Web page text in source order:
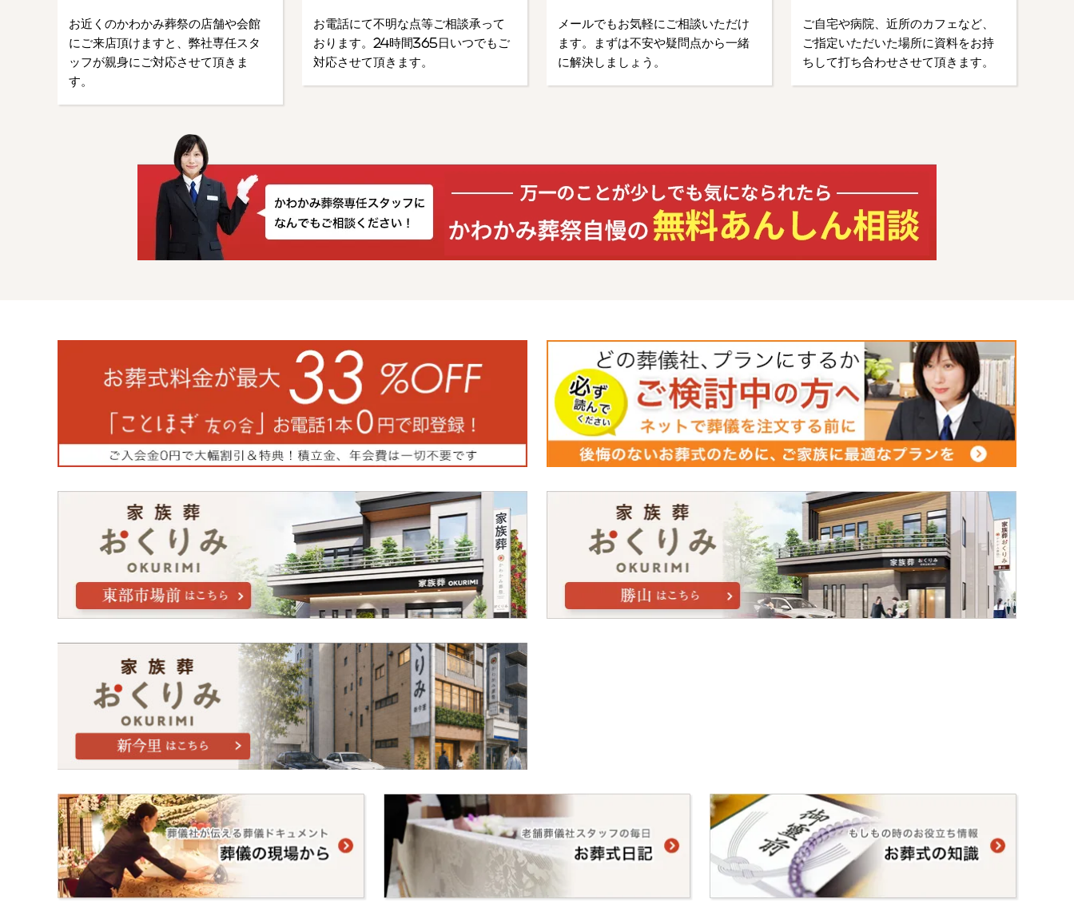
お近くのかわかみ葬祭の店舗や会館
にご来店頂けますと、弊社専任スタ
ッフが親身にご対応させて頂きま
す。
お電話にて不明な点等ご相談承って
おります。24時間365日いつでもご
対応させて頂きます。
メールでもお気軽にご相談いただけ
ます。まずは不安や疑問点から一緒
に解決しましょう。
ご自宅や病院、近所のカフェなど、
ご指定いただいた場所に資料をお持
ちして打ち合わせさせて頂きます。